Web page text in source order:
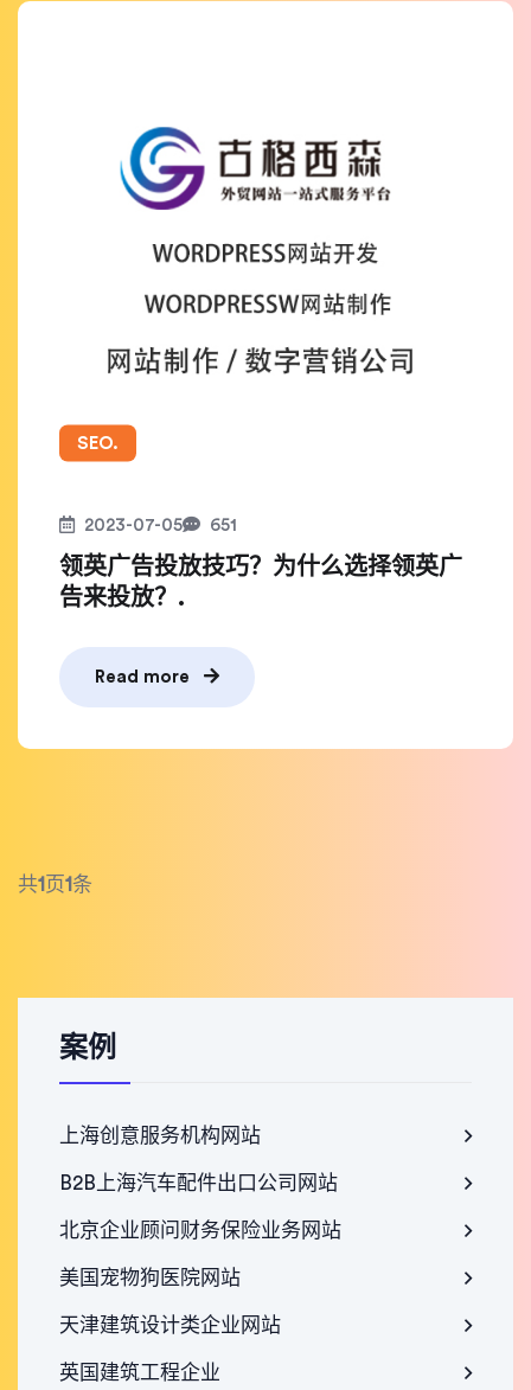
SEO.
2023-07-05 651
领英广告投放技巧？为什么选择领英广
告来投放？.
Read more
共1 页1条
案例
上海创意服务机构网站
B2B上海汽车配件出口公司网站
北京企业顾问财务保险业务网站
美国宠物狗医院网站
天津建筑设计类企业网站
英国建筑工程企业